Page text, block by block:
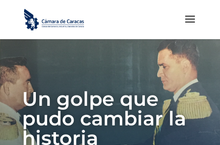
Un golpe que
pudo cambiar la
historia